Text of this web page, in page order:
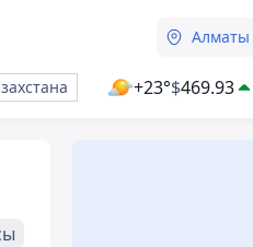
Алматы
+23°$469.93